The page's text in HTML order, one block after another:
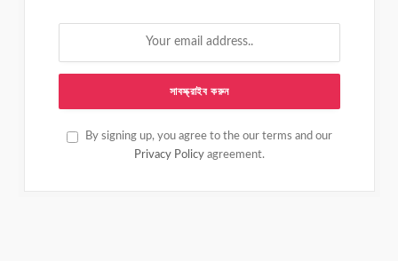
By signing up, you agree to the our terms and our
Privacy Policy agreement.